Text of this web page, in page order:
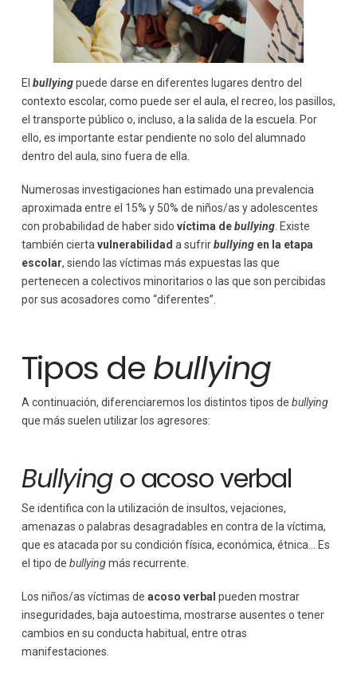
El bullyingpuede darse en diferentes lugares dentro del
contexto escolar, como puede ser el aula, el recreo, los pasillos,
el transporte público o, incluso, a la salida de la escuela. Por
ello, es importante estar pendiente no solo del alumnado
dentro del aula, sino fuera de ella.
Numerosas investigaciones han estimado una prevalencia
aproximada entre el 15% y 50% de niños/as y adolescentes
con probabilidad de haber sido víctima debullying. Existe
también cierta vulnerabilidad a sufrirbullying en la etapa
escolar, siendo las víctimas más expuestas las que
pertenecen a colectivos minoritarios o las que son percibidas
por sus acosadores como “diferentes”.
Tipos debullying
A continuación, diferenciaremos los distintos tipos de bullying
que más suelen utilizar los agresores:
Bullyingo acoso verbal
Se identifica con la utilización de insultos, vejaciones,
amenazas o palabras desagradables en contra de la víctima,
que es atacada por su condición física, económica, étnica… Es
el tipo de bullyingmás recurrente.
Los niños/as víctimas de acoso verbal pueden mostrar
inseguridades, baja autoestima, mostrarse ausentes o tener
cambios en su conducta habitual, entre otras
manifestaciones.